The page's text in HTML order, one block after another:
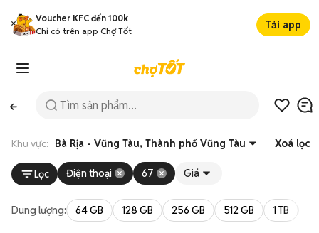
Voucher KFC đến 100k
Chỉ có trên app Chợ Tốt
Tải app
Khu vực: Bà Rịa - Vũng Tàu, Thành phố Vũng Tàu Xoá lọc
Lọc Điện thoại 67 Giá
Dung lượng: 64 GB 128 GB 256 GB 512 GB 1 TB